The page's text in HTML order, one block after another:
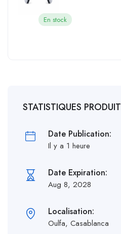
En stock
STATISTIQUES PRODUIT
Date Publication:
Il y a 1 heure
Date Expiration:
Aug 8, 2028
Localisation:
Oulfa, Casablanca